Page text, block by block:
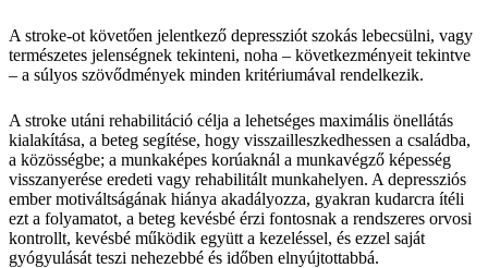
A stroke-ot követően jelentkező depressziót szokás lebecsülni, vagy
természetes jelenségnek tekinteni, noha – következményeit tekintve
– a súlyos szövődmények minden kritériumával rendelkezik.
A stroke utáni rehabilitáció célja a lehetséges maximális önellátás
kialakítása, a beteg segítése, hogy visszailleszkedhessen a családba,
a közösségbe; a munkaképes korúaknál a munkavégző képesség
visszanyerése eredeti vagy rehabilitált munkahelyen. A depressziós
ember motiváltságának hiánya akadályozza, gyakran kudarcra ítéli
ezt a folyamatot, a beteg kevésbé érzi fontosnak a rendszeres orvosi
kontrollt, kevésbé működik együtt a kezeléssel, és ezzel saját
gyógyulását teszi nehezebbé és időben elnyújtottabbá.